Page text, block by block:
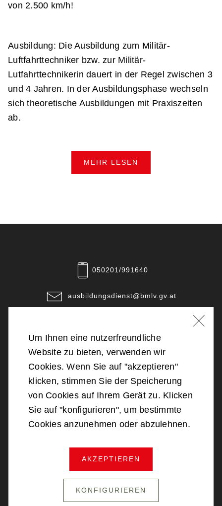
von 2.500 km/h!
Ausbildung: Die Ausbildung zum Militär-
Luftfahrttechniker bzw. zur Militär-
Lutfahrttechnikerin dauert in der Regel zwischen 3
und 4 Jahren. In der Ausbildungsphase wechseln
sich theoretische Ausbildungen mit Praxiszeiten
ab.
MEHR LESEN
050201/991640
ausbildungsdienst@bmlv.gv.at
2026 Bundesministerium für Landesverteidigung
Datenschutz
Um Ihnen eine nutzerfreundliche
Website zu bieten, verwenden wir
Cookies. Wenn Sie auf "akzeptieren"
klicken, stimmen Sie der Speicherung
von Cookies auf Ihrem Gerät zu. Klicken
Sie auf "konfigurieren", um bestimmte
Cookies anzunehmen oder abzulehnen.
AKZEPTIEREN
KONFIGURIEREN